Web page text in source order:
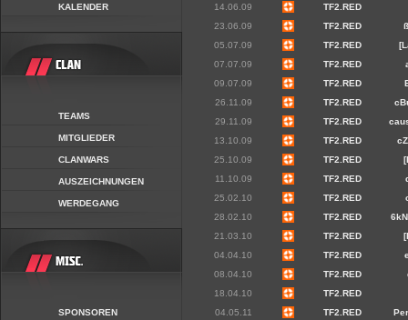
KALENDER
TEAMS
MITGLIEDER
CLANWARS
AUSZEICHNUNGEN
WERDEGANG
SPONSOREN
14.06.09
TF2.RED
23.06.09
TF2.RED
05.07.09
TF2.RED
07.07.09
TF2.RED
09.07.09
TF2.RED
26.11.09
TF2.RED
29.11.09
TF2.RED
13.10.09
TF2.RED
25.10.09
TF2.RED
11.10.09
TF2.RED
25.02.10
TF2.RED
28.02.10
TF2.RED
21.03.10
TF2.RED
04.04.10
TF2.RED
08.04.10
TF2.RED
18.04.10
TF2.RED
04.05.11
TF2.RED